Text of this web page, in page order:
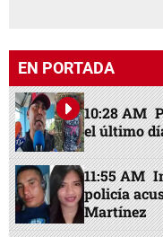
EN PORTADA
10:28 AM
el último
11:55 AM
policía
Martínez